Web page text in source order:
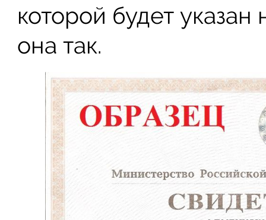
которой будет указан
она так.